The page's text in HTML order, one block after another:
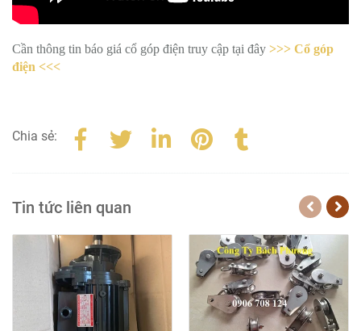
Cần thông tin báo giá cổ góp điện truy cập tại đây >>> Cổ góp
điện <<<
Chia sẻ:
Tin tức liên quan